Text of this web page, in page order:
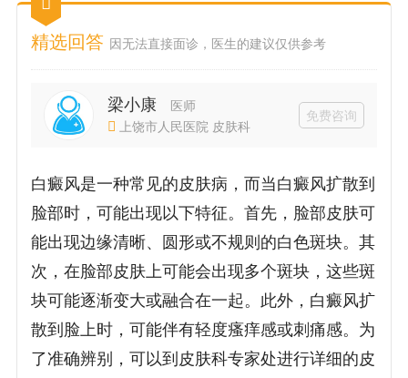
精选回答 因无法直接面诊，医生的建议仅供参考
梁小康
医师
上饶市人民医院 皮肤科
免费咨询
白癜风是一种常见的皮肤病，而当白癜风扩散到
脸部时，可能出现以下特征。首先，脸部皮肤可
能出现边缘清晰、圆形或不规则的白色斑块。其
次，在脸部皮肤上可能会出现多个斑块，这些斑
块可能逐渐变大或融合在一起。此外，白癜风扩
散到脸上时，可能伴有轻度瘙痒感或刺痛感。为
了准确辨别，可以到皮肤科专家处进行详细的皮